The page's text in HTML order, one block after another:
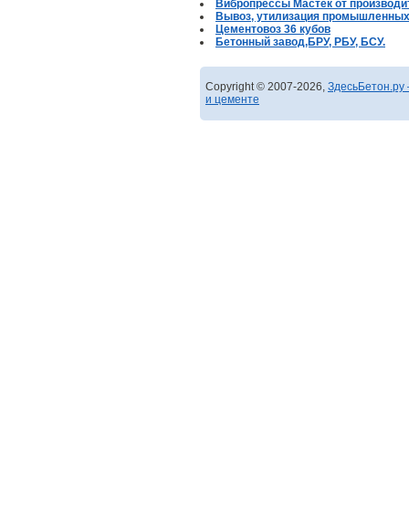
Вибропрессы Мастек от
Вывоз, утилизация
Цементовоз 36 кубов
Бетонный завод,БРУ, РБУ, БСУ.
Copyright © 2007-2026,
и цементе